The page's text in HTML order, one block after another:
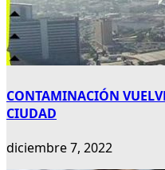
CONTAMINACIÓN
CIUDAD
diciembre 7, 2022